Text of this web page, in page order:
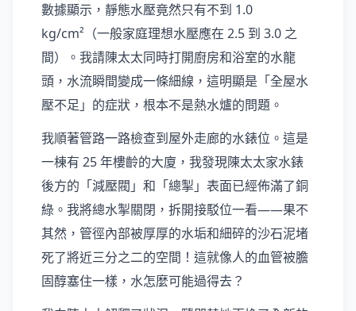
數據顯示，靜態水壓竟然只有不到 1.0
kg/cm²（一般家庭理想水壓應在 2.5 到 3.0 之
間）。我請陳太太同時打開廚房和浴室的水龍
頭，水流瞬間變成一條細線，這明顯是「全屋水
壓不足」的症狀，根本不是熱水爐的問題。
我順著管路一路檢查到屋外走廊的水錶位。這是
一棟有 25 年樓齡的大廈，我發現陳太太家水錶
後方的「減壓閥」和「總掣」表面已經佈滿了銅
綠。我將總水掣關閉，拆開接駁位一看——果不
其然，管徑內部被厚厚的水垢和細碎的沙石泥堵
死了將近三分之二的空間！這就像人的血管被膽
固醇塞住一樣，水怎麼可能過得去？